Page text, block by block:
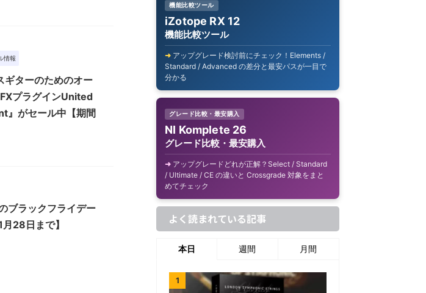
情報
ギターのためのオー
プラグインUnited
』がセール中【期間
ブラックフライデー
28日まで】
機能比較ツール
iZotope RX 12
機能比較ツール
アップグレード検討前にチェック！Elements /
Standard / Advanced の差分と最安パスが一目で
分かる
グレード比較・最安購入
NI Komplete 26
グレード比較・最安購入
アップグレードどれが正解？Select / Standard
/ Ultimate / CE の違いと Crossgrade 対象をまと
めてチェック
よく読まれている記事
本日 週間 月間